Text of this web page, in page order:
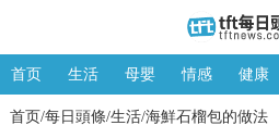
首页 生活 母嬰 情感 健康
首页/每日頭條/生活/海鮮石榴包的做法